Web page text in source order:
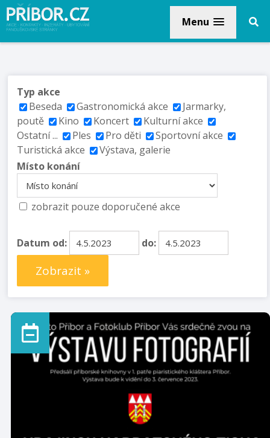
Menu
Typ akce
Beseda
Gastronomická akce
Jarmarky,
poutě
Kino Koncert
Kulturní akce
Ostatní ...
Ples Pro děti
Sportovní akce
Turistická akce
Výstava, galerie
Místo konání
zobrazit pouze doporučené akce
Datum od: do:
Zobrazit »